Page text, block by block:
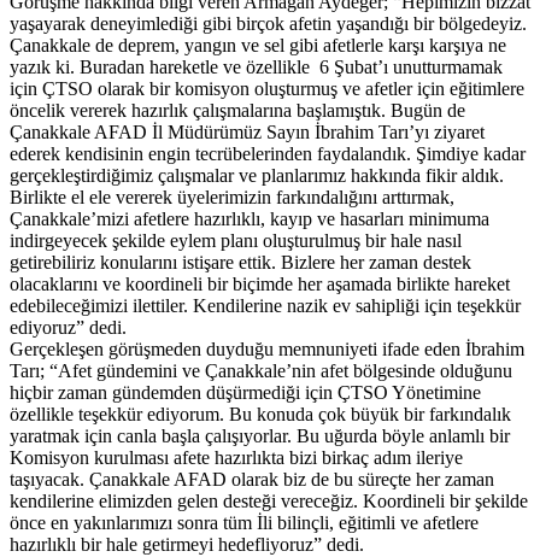
yaşayarak deneyimlediği gibi birçok afetin yaşandığı bir bölgedeyiz.
Çanakkale de deprem, yangın ve sel gibi afetlerle karşı karşıya ne
yazık ki. Buradan hareketle ve özellikle 6 Şubat’ı unutturmamak
için ÇTSO olarak bir komisyon oluşturmuş ve afetler için eğitimlere
öncelik vererek hazırlık çalışmalarına başlamıştık. Bugün de
Çanakkale AFAD İl Müdürümüz Sayın İbrahim Tarı’yı ziyaret
ederek kendisinin engin tecrübelerinden faydalandık. Şimdiye kadar
gerçekleştirdiğimiz çalışmalar ve planlarımız hakkında fikir aldık.
Birlikte el ele vererek üyelerimizin farkındalığını arttırmak,
Çanakkale’mizi afetlere hazırlıklı, kayıp ve hasarları minimuma
indirgeyecek şekilde eylem planı oluşturulmuş bir hale nasıl
getirebiliriz konularını istişare ettik. Bizlere her zaman destek
olacaklarını ve koordineli bir biçimde her aşamada birlikte hareket
edebileceğimizi ilettiler. Kendilerine nazik ev sahipliği için teşekkür
ediyoruz” dedi.
Gerçekleşen görüşmeden duyduğu memnuniyeti ifade eden İbrahim
Tarı; “Afet gündemini ve Çanakkale’nin afet bölgesinde olduğunu
hiçbir zaman gündemden düşürmediği için ÇTSO Yönetimine
özellikle teşekkür ediyorum. Bu konuda çok büyük bir farkındalık
yaratmak için canla başla çalışıyorlar. Bu uğurda böyle anlamlı bir
Komisyon kurulması afete hazırlıkta bizi birkaç adım ileriye
taşıyacak. Çanakkale AFAD olarak biz de bu süreçte her zaman
kendilerine elimizden gelen desteği vereceğiz. Koordineli bir şekilde
önce en yakınlarımızı sonra tüm İli bilinçli, eğitimli ve afetlere
hazırlıklı bir hale getirmeyi hedefliyoruz” dedi.